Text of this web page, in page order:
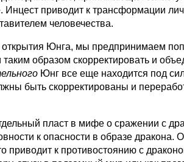
приводит к трансформации
человечества.
Юнга, мы предпринимаем
образом скорректировать и
Юнг все еще находится под
быть скорректированы и
пласт в мифе о сражении с
к опасности в образе дракона.
приводит к противостоянию с